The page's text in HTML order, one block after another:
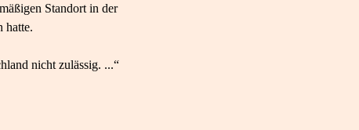
Standort in der
hatte.
nicht zulässig. ...“